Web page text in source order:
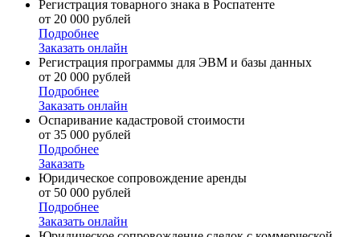
Регистрация товарного знака в Роспатенте
от 20 000 рублей
Подробнее
Заказать онлайн
Регистрация программы для ЭВМ и базы данных
от 20 000 рублей
Подробнее
Заказать онлайн
Оспаривание кадастровой стоимости
от 35 000 рублей
Подробнее
Заказать
Юридическое сопровождение аренды
от 50 000 рублей
Подробнее
Заказать онлайн